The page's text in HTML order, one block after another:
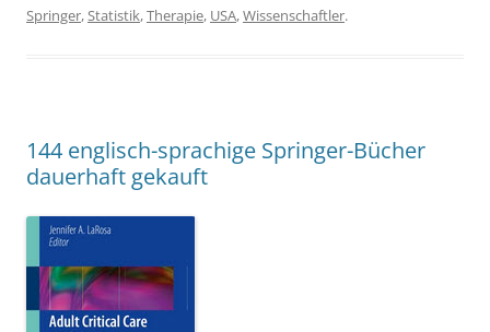
Springer,Statistik,Therapie, USA,Wissenschaftler.
144 englisch-sprachige Springer-Bücher
dauerhaft gekauft